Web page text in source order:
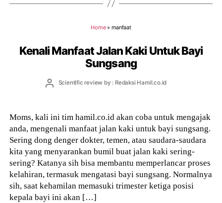
Home» manfaat
Kenali Manfaat Jalan Kaki Untuk Bayi
Sungsang
PostScientific review by : Redaksi Hamil.co.id
Moms, kali ini tim hamil.co.id akan coba untuk mengajak
anda, mengenali manfaat jalan kaki untuk bayi sungsang.
Sering dong denger dokter, temen, atau saudara-saudara
kita yang menyarankan bumil buat jalan kaki sering-
sering? Katanya sih bisa membantu memperlancar proses
kelahiran, termasuk mengatasi bayi sungsang. Normalnya
sih, saat kehamilan memasuki trimester ketiga posisi
kepala bayi ini akan […]